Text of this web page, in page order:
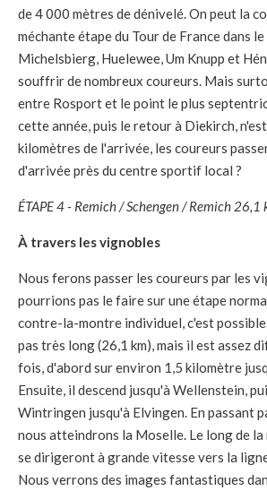
de 4 000 mètres de dénivelé. On peut la
méchante étape du Tour de France dans
Michelsbierg, Huelewee, Um Knupp et
souffrir de nombreux coureurs. Mais
entre Rosport et le point le plus
cette année, puis le retour à Diekirch,
kilomètres de l'arrivée, les coureurs
d'arrivée près du centre sportif local ?
ÉTAPE 4 - Remich / Schengen / Remich 26,1
À travers les vignobles
Nous ferons passer les coureurs par les
pourrions pas le faire sur une étape
contre-la-montre individuel, c'est
pas très long (26,1 km), mais il est assez
fois, d'abord sur environ 1,5 kilomètre
Ensuite, il descend jusqu'à Wellenstein,
Wintringen jusqu'à Elvingen. En passant
nous atteindrons la Moselle. Le long de
se dirigeront à grande vitesse vers la
Nous verrons des images fantastiques